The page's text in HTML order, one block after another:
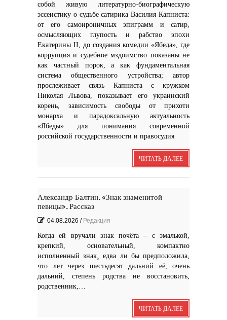
собой живую литературно-биографическую
эссеистику о судьбе сатирика Василия Капниста:
от его самоироничных эпиграмм и сатир,
осмысляющих глупость и рабство эпохи
Екатерины II, до создания комедии «Ябеда», где
коррупция и судебное мздоимство показаны не
как частный порок, а как фундаментальная
система общественного устройства; автор
прослеживает связь Капниста с кружком
Николая Львова, показывает его украинский
корень, зависимость свободы от прихоти
монарха и парадоксальную актуальность
«Ябеды» для понимания современной
российской государственности и правосудия
ЧИТАТЬ ДАЛЕЕ
Александр Балтин. «Знак знаменитой
певицы». Рассказ
04.08.2026 / Редакция
Когда ей вручали знак почёта – с эмалькой,
крепкий, основательный, компактно
исполненный знак¸ едва ли бы предположила,
что лет через шестьдесят дальний её, очень
дальний, степень родства не восстановить,
родственник,…
ЧИТАТЬ ДАЛЕЕ